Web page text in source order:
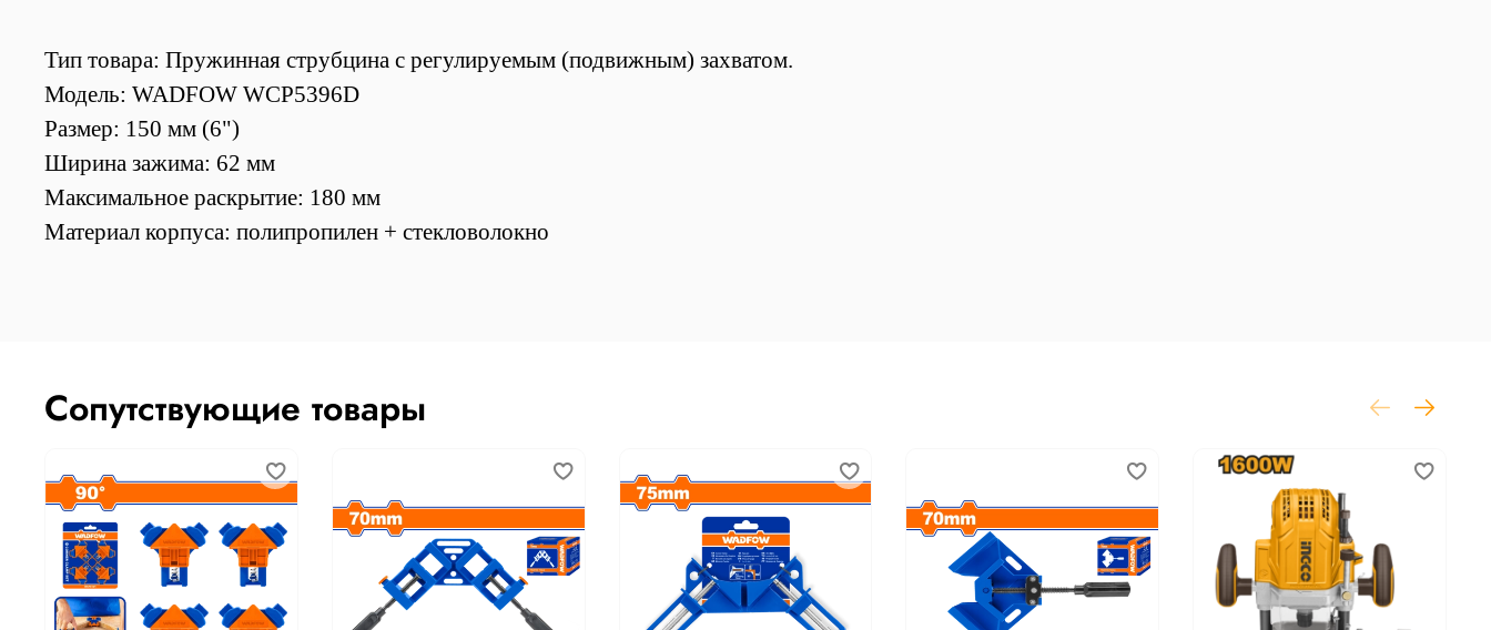
Тип товара: Пружинная струбцина с регулируемым (подвижным) захватом.
Модель: WADFOW WCP5396D
Размер: 150 мм (6")
Ширина зажима: 62 мм
Максимальное раскрытие: 180 мм
Материал корпуса: полипропилен + стекловолокно
Сопутствующие товары